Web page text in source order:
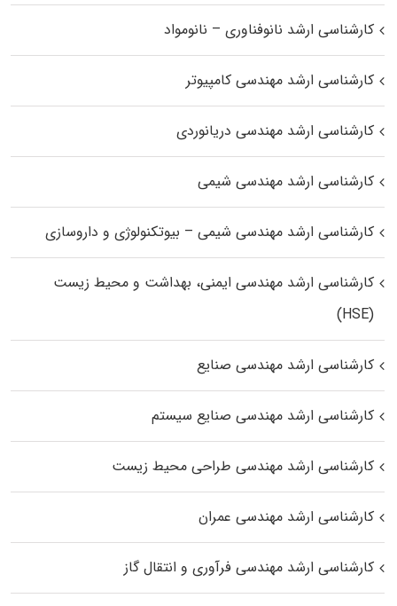
کارشناسی ارشد نانوفناوری – نانومواد
کارشناسی ارشد مهندسی کامپیوتر
کارشناسی ارشد مهندسی دریانوردی
کارشناسی ارشد مهندسی شیمی
کارشناسی ارشد مهندسی شیمی – بیوتکنولوژی و داروسازی
کارشناسی ارشد مهندسی ایمنی، بهداشت و محیط زیست
(HSE)
کارشناسی ارشد مهندسی صنایع
کارشناسی ارشد مهندسی صنایع سیستم
کارشناسی ارشد مهندسی طراحی محیط زیست
کارشناسی ارشد مهندسی عمران
کارشناسی ارشد مهندسی فرآوری و انتقال گاز